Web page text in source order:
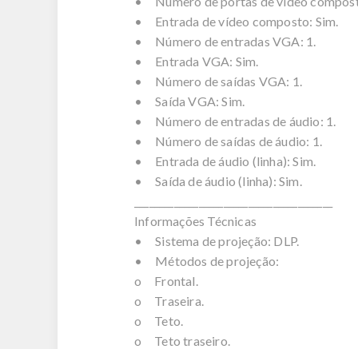
• Entrada de vídeo composto: Sim.
• Número de entradas VGA: 1.
• Entrada VGA: Sim.
• Número de saídas VGA: 1.
• Saída VGA: Sim.
• Número de entradas de áudio: 1.
• Número de saídas de áudio: 1.
• Entrada de áudio (linha): Sim.
• Saída de áudio (linha): Sim.
Informações Técnicas
• Sistema de projeção: DLP.
• Métodos de projeção:
o Frontal.
o Traseira.
o Teto.
o Teto traseiro.